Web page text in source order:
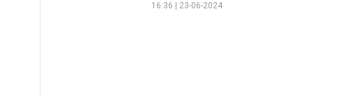
16:36 | 23-06-2024